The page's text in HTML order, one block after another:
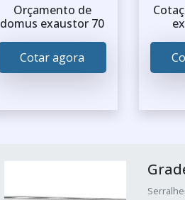
Orçamento de
domus exaustor 70
Cotar agora